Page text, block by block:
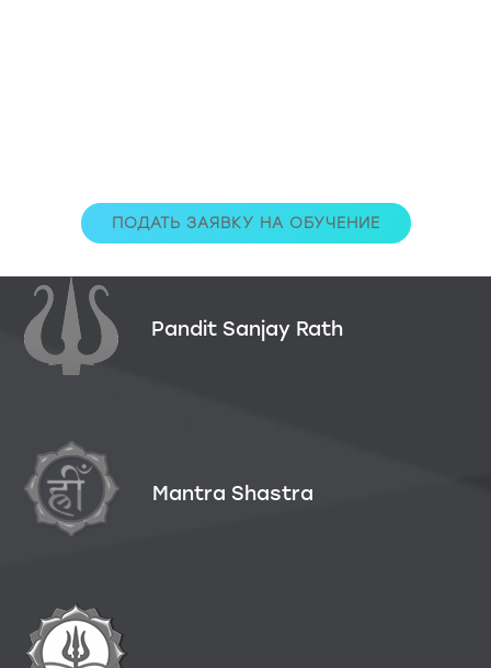
ПОДАТЬ ЗАЯВКУ НА ОБУЧЕНИЕ
Pandit Sanjay Rath
Mantra Shastra